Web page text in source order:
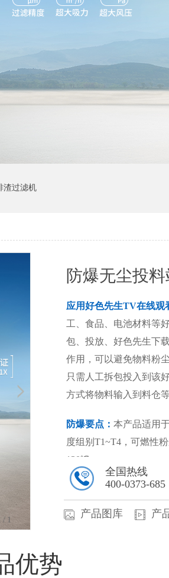
渣过滤机
/1
防爆无尘投料
应用好色先生TV在线观
工、食品、电池材料等
包、投放、好色先生下
作用，可以避免物料粉
只需人工拆包投入到该
方式将物料输入到料仓
防爆要点： 本产品适用
度组别T1~T4，可燃性
130℃。
全国热线
400-0373-685
产品图库 产
优势